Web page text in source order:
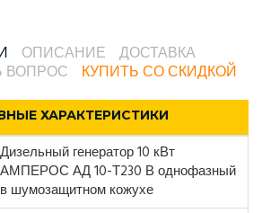
ОПИСАНИЕ
ДОСТАВКА
ВОПРОС КУПИТЬ СО СКИДКОЙ
ХАРАКТЕРИСТИКИ
Дизельный генератор 10 кВт
АМПЕРОС АД 10-Т230 В однофазный
в шумозащитном кожухе